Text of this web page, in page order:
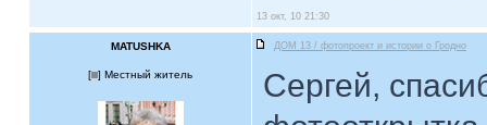
13 окт, 10 21:30
MATUSHKA ДОМ 13 / фотопроект и истории о Гродно
[ ] Местный житель
Сергей,